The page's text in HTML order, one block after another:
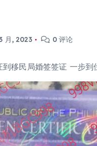
月, 2023 0 评论
移民局婚签签证 一步到